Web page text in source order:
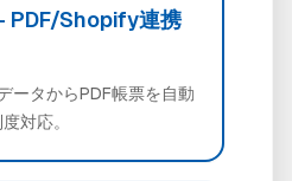
PDF/Shopify連携
ータからPDF帳票を自動
対応。